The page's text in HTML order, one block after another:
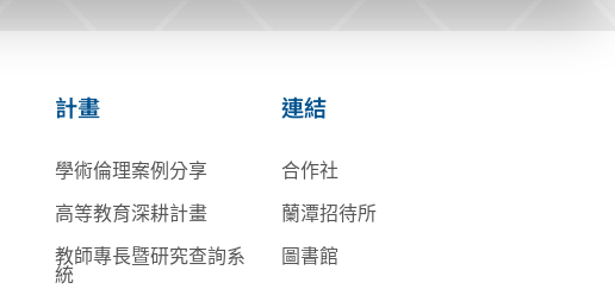
計畫
學術倫理案例分享
高等教育深耕計畫
教師專長暨研究查詢系
統
連結
合作社
蘭潭招待所
圖書館